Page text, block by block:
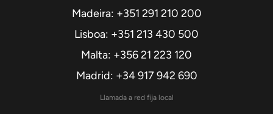
Madeira: +351 291 210 200
Lisboa: +351 213 430 500
Malta: +356 21 223 120
Madrid: +34 917 942 690
Llamada a red fija local